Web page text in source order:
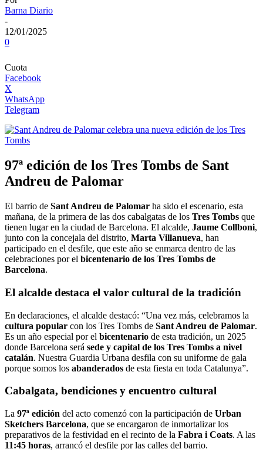
Barna Diario
-
12/01/2025
0
Cuota
Facebook
X
WhatsApp
Telegram
97ª edición de los Tres Tombs de Sant
Andreu de Palomar
El barrio de Sant Andreu de Palomar ha sido el escenario, esta
mañana, de la primera de las dos cabalgatas de los Tres Tombs que
tienen lugar en la ciudad de Barcelona. El alcalde, Jaume Collboni,
junto con la concejala del distrito, Marta Villanueva, han
participado en el desfile, que este año se enmarca dentro de las
celebraciones por el bicentenario de los Tres Tombs de
Barcelona.
El alcalde destaca el valor cultural de la tradición
En declaraciones, el alcalde destacó: “Una vez más, celebramos la
cultura popular con los Tres Tombs de Sant Andreu de Palomar.
Es un año especial por el bicentenario de esta tradición, un 2025
donde Barcelona será sede y capital de los Tres Tombs a nivel
catalán. Nuestra Guardia Urbana desfila con su uniforme de gala
porque somos los abanderados de esta fiesta en toda Catalunya”.
Cabalgata, bendiciones y encuentro cultural
La 97ª edición del acto comenzó con la participación de Urban
Sketchers Barcelona, que se encargaron de inmortalizar los
preparativos de la festividad en el recinto de la Fabra i Coats. A las
11:45 horas, arrancó el desfile por las calles del barrio.